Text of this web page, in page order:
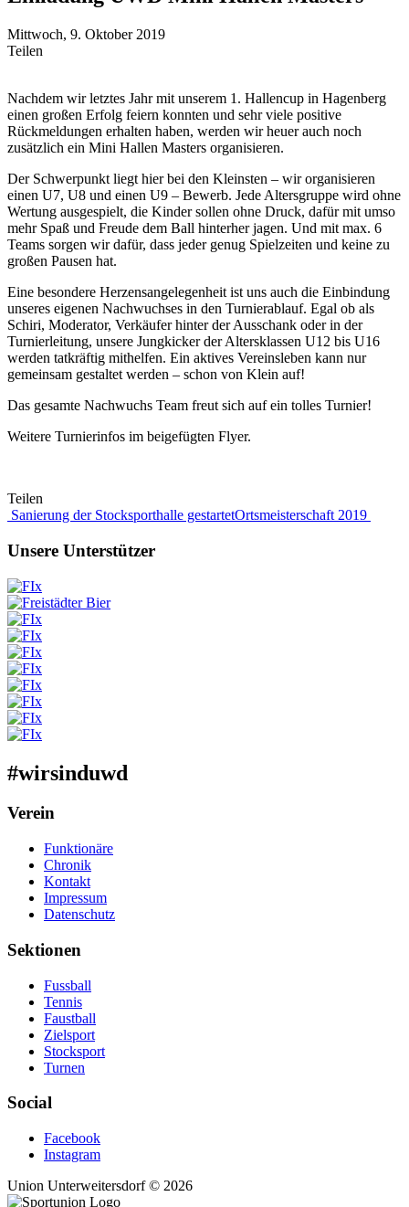
Mittwoch, 9. Oktober 2019
Teilen
Nachdem wir letztes Jahr mit unserem 1. Hallencup in Hagenberg
einen großen Erfolg feiern konnten und sehr viele positive
Rückmeldungen erhalten haben, werden wir heuer auch noch
zusätzlich ein Mini Hallen Masters organisieren.
Der Schwerpunkt liegt hier bei den Kleinsten – wir organisieren
einen U7, U8 und einen U9 – Bewerb. Jede Altersgruppe wird ohne
Wertung ausgespielt, die Kinder sollen ohne Druck, dafür mit umso
mehr Spaß und Freude dem Ball hinterher jagen. Und mit max. 6
Teams sorgen wir dafür, dass jeder genug Spielzeiten und keine zu
großen Pausen hat.
Eine besondere Herzensangelegenheit ist uns auch die Einbindung
unseres eigenen Nachwuchses in den Turnierablauf. Egal ob als
Schiri, Moderator, Verkäufer hinter der Ausschank oder in der
Turnierleitung, unsere Jungkicker der Altersklassen U12 bis U16
werden tatkräftig mithelfen. Ein aktives Vereinsleben kann nur
gemeinsam gestaltet werden – schon von Klein auf!
Das gesamte Nachwuchs Team freut sich auf ein tolles Turnier!
Weitere Turnierinfos im beigefügten Flyer.
Teilen
Beitragsnavigation
Sanierung der Stocksporthalle gestartetOrtsmeisterschaft 2019
Unsere Unterstützer
#wirsinduwd
Verein
Funktionäre
Chronik
Kontakt
Impressum
Datenschutz
Sektionen
Fussball
Tennis
Faustball
Zielsport
Stocksport
Turnen
Social
Facebook
Instagram
Union Unterweitersdorf © 2026